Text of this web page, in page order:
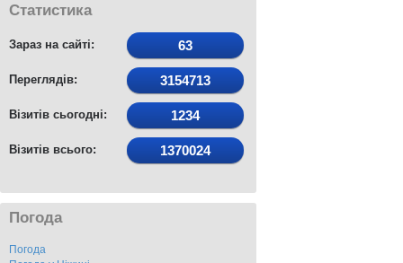
Статистика
Зараз на сайті: 63
Переглядів: 3154713
Візитів сьогодні: 1234
Візитів всього: 1370024
Погода
Погода